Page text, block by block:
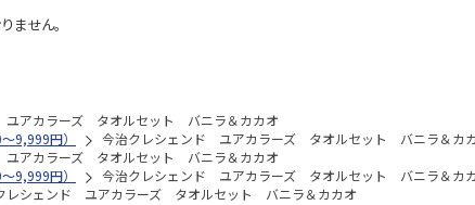
ません。
アカラーズ タオルセット バニラ＆カカオ
9,999円）
今治クレシェンド ユアカラーズ タオルセット バニラ＆カ
アカラーズ タオルセット バニラ＆カカオ
9,999円）
今治クレシェンド ユアカラーズ タオルセット バニラ＆カ
レシェンド ユアカラーズ タオルセット バニラ＆カカオ